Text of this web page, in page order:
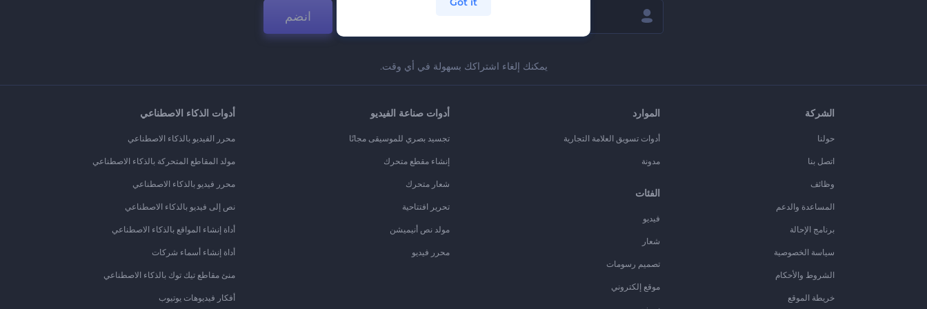
انضم
يمكنك إلغاء اشتراكك بسهولة في أي وقت.
الشركة
حولنا
اتصل بنا
وظائف
المساعدة والدعم
برنامج الإحالة
سياسة الخصوصية
الشروط والأحكام
خريطة الموقع
الموارد
أدوات تسويق العلامة التجارية
مدونة
الفئات
فيديو
شعار
تصميم رسومات
موقع إلكتروني
أدوات صناعة الفيديو
تجسيد بصري للموسيقى مجانًا
إنشاء مقطع متحرك
شعار متحرك
تحرير افتتاحية
مولد نص أنيميشن
محرر فيديو
أدوات الذكاء الاصطناعي
محرر الفيديو بالذكاء الاصطناعي
مولد المقاطع المتحركة بالذكاء الاصطناعي
محرر فيديو بالذكاء الاصطناعي
نص إلى فيديو بالذكاء الاصطناعي
أداة إنشاء المواقع بالذكاء الاصطناعي
أداة إنشاء أسماء شركات
منئ مقاطع تيك توك بالذكاء الاصطناعي
أفكار فيديوهات يوتيوب